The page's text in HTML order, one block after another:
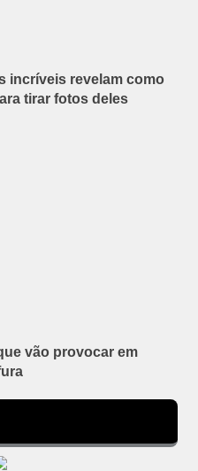
incríveis revelam como
tirar fotos deles
vão provocar em